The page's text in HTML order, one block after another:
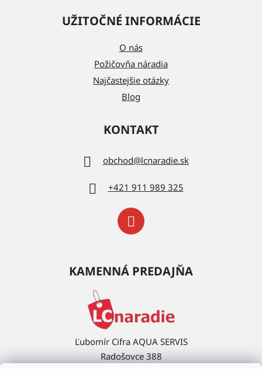
UŽITOČNÉ INFORMÁCIE
O nás
Požičovňa náradia
Najčastejšie otázky
Blog
KONTAKT
obchod@lcnaradie.sk
+421 911 989 325
KAMENNÁ PREDAJŇA
Ľubomír Cifra AQUA SERVIS
Radošovce 388